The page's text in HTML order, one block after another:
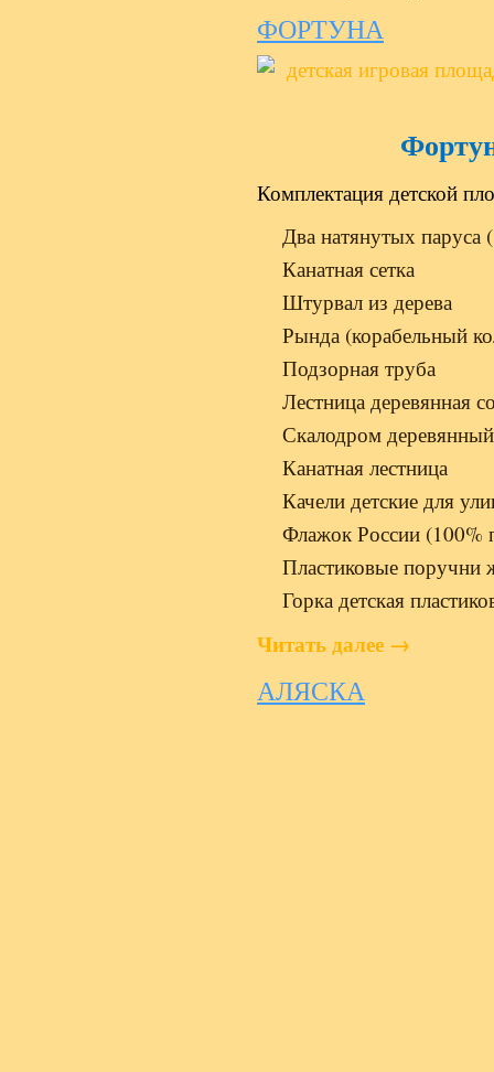
ФОРТУНА
Комплектация детской
Два натянутых паруса
Канатная сетка
Штурвал из дерева
Рында (корабельный
Подзорная труба
Лестница деревянная
Скалодром
Канатная лестница
Качели детские для
Флажок России (100%
Пластиковые поручни
Горка детская
Читать далее →
АЛЯСКА